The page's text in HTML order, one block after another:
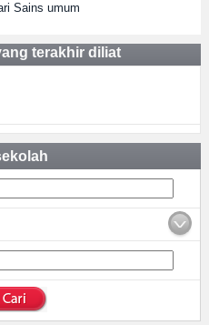
Sains umum
terakhir diliat